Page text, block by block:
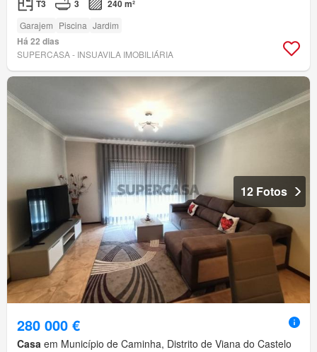
T3 3 240 m²
Garajem Piscina Jardim
Há 22 dias
SUPERCASA - INSUAVILA IMOBILIÁRIA
12 Fotos
280 000 €
Casa em Município de Caminha, Distrito de Viana do Castelo